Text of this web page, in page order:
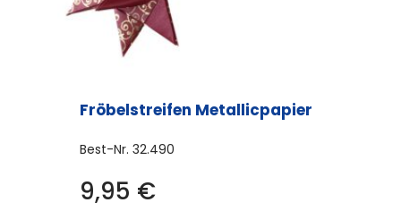
Fröbelstreifen Metallicpapier
Best-Nr. 32.490
9,95 €